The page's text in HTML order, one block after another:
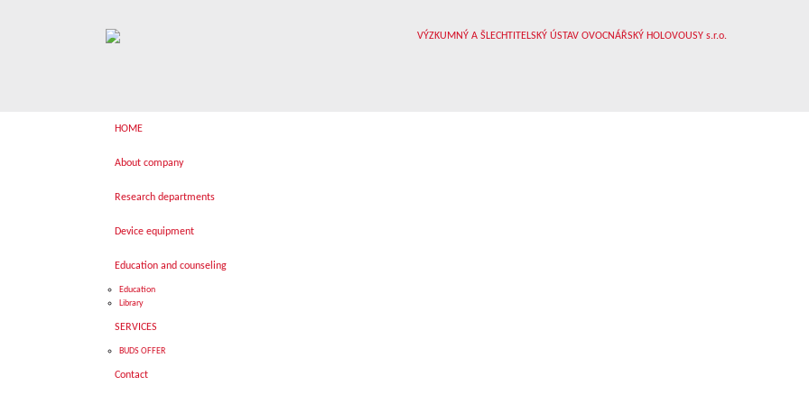
HOME
About company
Research departments
Device equipment
Education and counseling
Education
Library
SERVICES
BUDS OFFER
Contact